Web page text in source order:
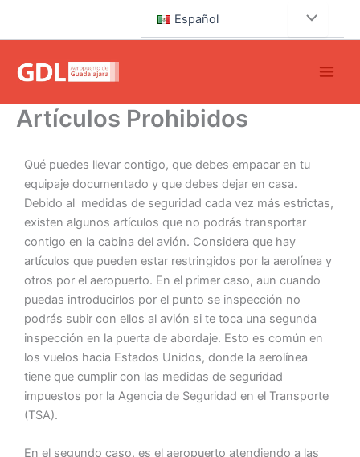
Español
Artículos Prohibidos
Qué puedes llevar contigo, que debes empacar en tu
equipaje documentado y que debes dejar en casa.
Debido al medidas de seguridad cada vez más estrictas,
existen algunos artículos que no podrás transportar
contigo en la cabina del avión. Considera que hay
artículos que pueden estar restringidos por la aerolínea y
otros por el aeropuerto. En el primer caso, aun cuando
puedas introducirlos por el punto se inspección no
podrás subir con ellos al avión si te toca una segunda
inspección en la puerta de abordaje. Esto es común en
los vuelos hacia Estados Unidos, donde la aerolínea
tiene que cumplir con las medidas de seguridad
impuestos por la Agencia de Seguridad en el Transporte
(TSA).
En el segundo caso, es el aeropuerto atendiendo a las